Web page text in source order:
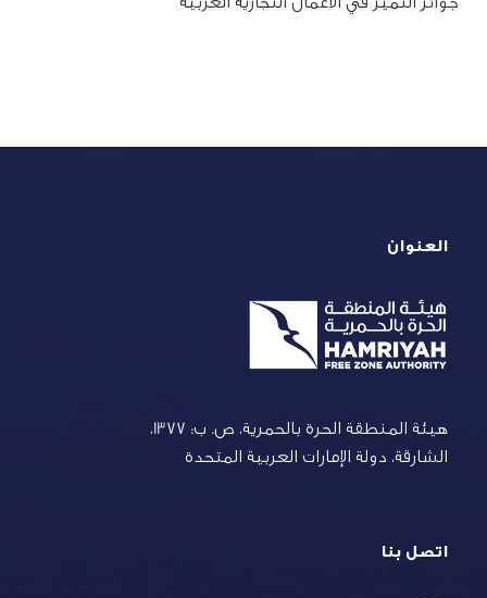
العنوان
هيئة المنطقة الحرة بالحمرية، ص. ب: 1377،
الشارقة، دولة الإمارات العربية المتحدة
اتصل بنا